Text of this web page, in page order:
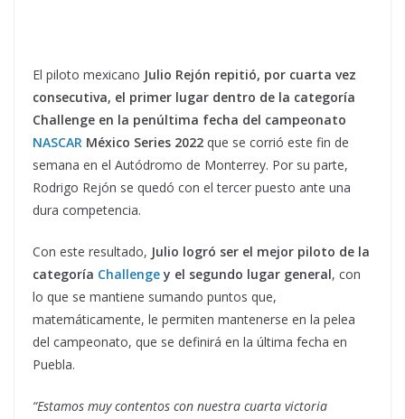
El piloto mexicano Julio Rejón repitió, por cuarta vez
consecutiva, el primer lugar dentro de la categoría
Challenge en la penúltima fecha del campeonato
NASCAR México Series 2022 que se corrió este fin de
semana en el Autódromo de Monterrey. Por su parte,
Rodrigo Rejón se quedó con el tercer puesto ante una
dura competencia.
Con este resultado, Julio logró ser el mejor piloto de la
categoría Challengey el segundo lugar general, con
lo que se mantiene sumando puntos que,
matemáticamente, le permiten mantenerse en la pelea
del campeonato, que se definirá en la última fecha en
Puebla.
“Estamos muy contentos con nuestra cuarta victoria